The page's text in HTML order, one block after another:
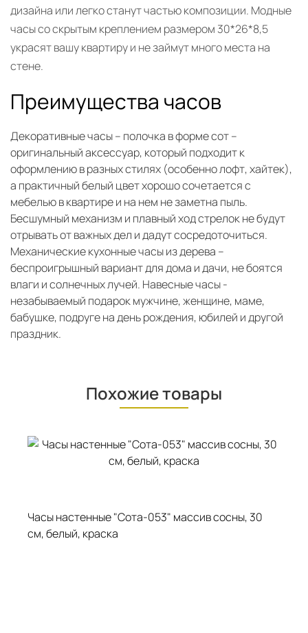
дизайна или легко станут частью композиции. Модные
часы со скрытым креплением размером 30*26*8,5
украсят вашу квартиру и не займут много места на
стене.
Преимущества часов
Декоративные часы – полочка в форме сот –
оригинальный аксессуар, который подходит к
оформлению в разных стилях (особенно лофт, хайтек),
а практичный белый цвет хорошо сочетается с
мебелью в квартире и на нем не заметна пыль.
Бесшумный механизм и плавный ход стрелок не будут
отрывать от важных дел и дадут сосредоточиться.
Механические кухонные часы из дерева –
беспроигрышный вариант для дома и дачи, не боятся
влаги и солнечных лучей. Навесные часы -
незабываемый подарок мужчине, женщине, маме,
бабушке, подруге на день рождения, юбилей и другой
праздник.
Похожие товары
Часы настенные "Сота-053" массив сосны, 30
см, белый, краска